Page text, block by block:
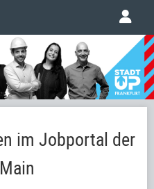
im Jobportal der